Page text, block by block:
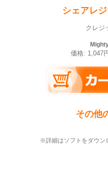
シェアレ
クレジ
価格: 1,047
その他
※詳細はソフトをダウン